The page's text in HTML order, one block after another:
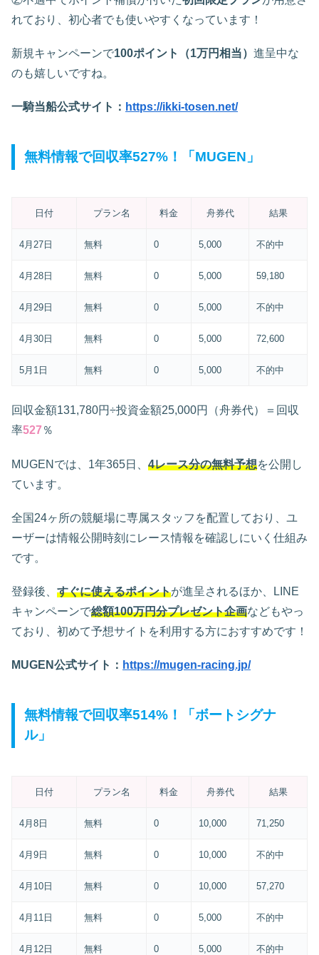
れており、初心者でも使いやすくなっています！
新規キャンペーンで100ポイント（1万円相当） 進呈中な
のも嬉しいですね。
一騎当船公式サイト： https://ikki-tosen.net/
無料情報で回収率527%！「MUGEN」
日付 プラン名 料金 舟券代 結果
4月27日 無料 0 5,000 不的中
4月28日 無料 0 5,000 59,180
4月29日 無料 0 5,000 不的中
4月30日 無料 0 5,000 72,600
5月1日 無料 0 5,000 不的中
回収金額131,780円÷投資金額25,000円（舟券代）＝回収
率527 ％
MUGENでは、1年365日、 4レース分の無料予想を公開し
ています。
全国24ヶ所の競艇場に専属スタッフを配置しており、ユ
ーザーは情報公開時刻にレース情報を確認しにいく仕組み
です。
登録後、 すぐに使えるポイントが進呈されるほか、LINE
キャンペーンで総額100万円分プレゼント企画などもやっ
ており、初めて予想サイトを利用する方におすすめです！
MUGEN公式サイト： https://mugen-racing.jp/
無料情報で回収率514%！「ボートシグナ
ル」
日付 プラン名 料金 舟券代 結果
4月8日 無料 0 10,000 71,250
4月9日 無料 0 10,000 不的中
4月10日 無料 0 10,000 57,270
4月11日 無料 0 5,000 不的中
4月12日 無料 0 5,000 不的中